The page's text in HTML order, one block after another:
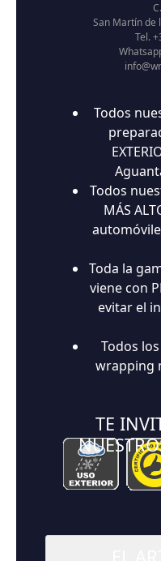
San Martín de
Tel.
Todos
Todos
MÁS
Toda la
viene con
evitar el
Todos
wrapping
TE